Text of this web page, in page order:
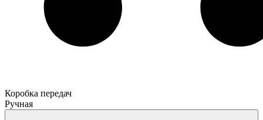
Коробка передач
Ручная